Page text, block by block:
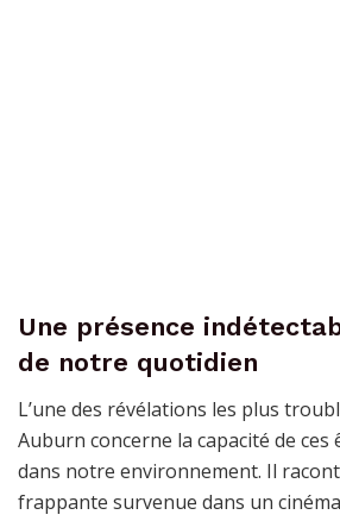
Une présence
de notre quotidien
L’une des révélations les plus
Auburn concerne la capacité de ces
dans notre environnement. Il
frappante survenue dans un